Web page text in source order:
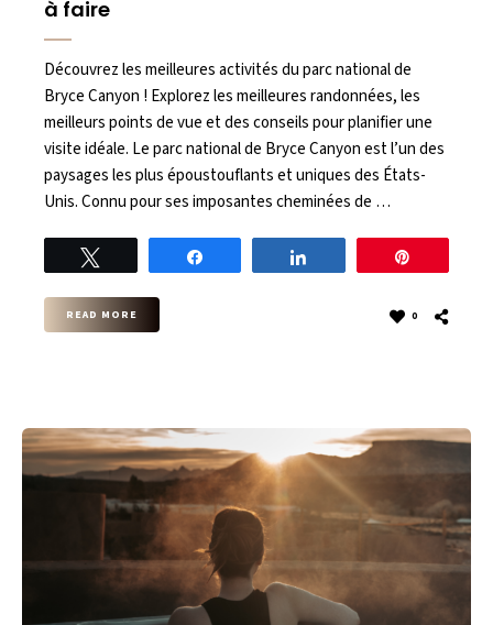
à faire
Découvrez les meilleures activités du parc national de
Bryce Canyon ! Explorez les meilleures randonnées, les
meilleurs points de vue et des conseils pour planifier une
visite idéale. Le parc national de Bryce Canyon est l’un des
paysages les plus époustouflants et uniques des États-
Unis. Connu pour ses imposantes cheminées de …
READ MORE 0